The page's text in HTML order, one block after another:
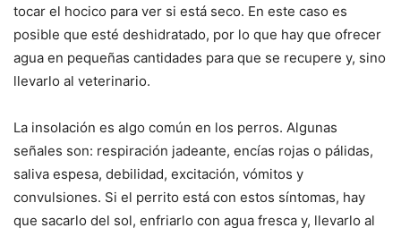
tocar el hocico para ver si está seco. En este caso es
posible que esté deshidratado, por lo que hay que ofrecer
agua en pequeñas cantidades para que se recupere y, sino
llevarlo al veterinario.
La insolación es algo común en los perros. Algunas
señales son: respiración jadeante, encías rojas o pálidas,
saliva espesa, debilidad, excitación, vómitos y
convulsiones. Si el perrito está con estos síntomas, hay
que sacarlo del sol, enfriarlo con agua fresca y, llevarlo al